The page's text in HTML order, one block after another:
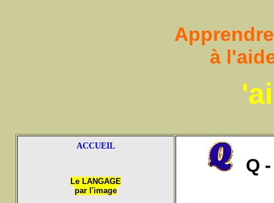
à
ACCUEIL
Le LANGAGE
par l'image
Q